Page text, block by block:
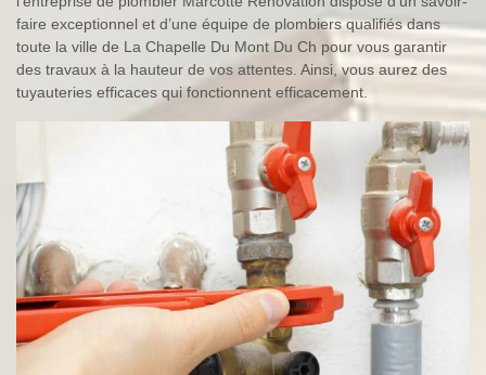
faire exceptionnel et d’une équipe de plombiers qualifiés dans
toute la ville de La Chapelle Du Mont Du Ch pour vous garantir
des travaux à la hauteur de vos attentes. Ainsi, vous aurez des
tuyauteries efficaces qui fonctionnent efficacement.